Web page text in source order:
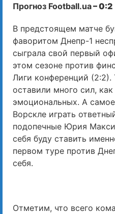
Прогноз Football.ua– 0:2
В предстоящем матче
фаворитом Днепр-1
сыграла свой первый
этом сезоне против
Лиги конференций (2:2).
оставили много сил,
эмоциональных. А
Ворскле играть
подопечные Юрия
себя буду ставить
первом туре против
себя.
Отметим, что всего